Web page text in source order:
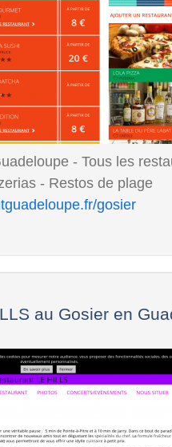
- Tous les
- Restos de plage
gosier
au Gosier en